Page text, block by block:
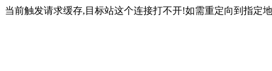
当前触发请求缓存,目标站这个连接打不开!如需重定向到指定